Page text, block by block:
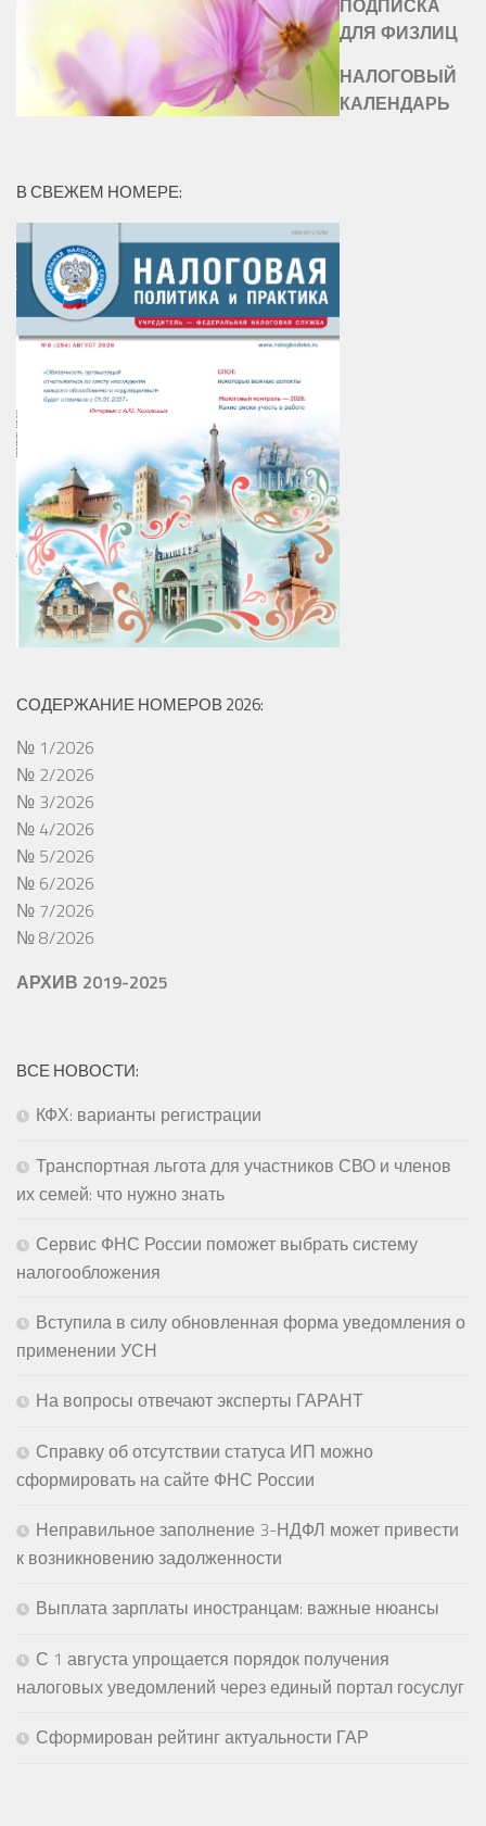
ДЛЯ ФИЗЛИЦ
НАЛОГОВЫЙ
КАЛЕНДАРЬ
В СВЕЖЕМ НОМЕРЕ:
СОДЕРЖАНИЕ НОМЕРОВ 2026:
№ 1/2026
№ 2/2026
№ 3/2026
№ 4/2026
№ 5/2026
№ 6/2026
№ 7/2026
№ 8/2026
АРХИВ 2019-2025
ВСЕ НОВОСТИ:
КФХ: варианты регистрации
Транспортная льгота для участников СВО и членов
их семей: что нужно знать
Сервис ФНС России поможет выбрать систему
налогообложения
Вступила в силу обновленная форма уведомления о
применении УСН
На вопросы отвечают эксперты ГАРАНТ
Справку об отсутствии статуса ИП можно
сформировать на сайте ФНС России
Неправильное заполнение 3-НДФЛ может привести
к возникновению задолженности
Выплата зарплаты иностранцам: важные нюансы
С 1 августа упрощается порядок получения
налоговых уведомлений через единый портал госуслуг
Сформирован рейтинг актуальности ГАР